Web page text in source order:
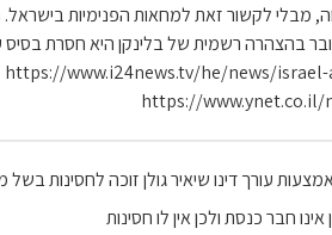
מבלי לקשור זאת למחאות הפנימיות
www.i24news.tv/he/news/
https://
עורך דינו שיאיר גולן זוכה לחסינות בשל
אינו חבר כנסת ולכן אין לו חסינות